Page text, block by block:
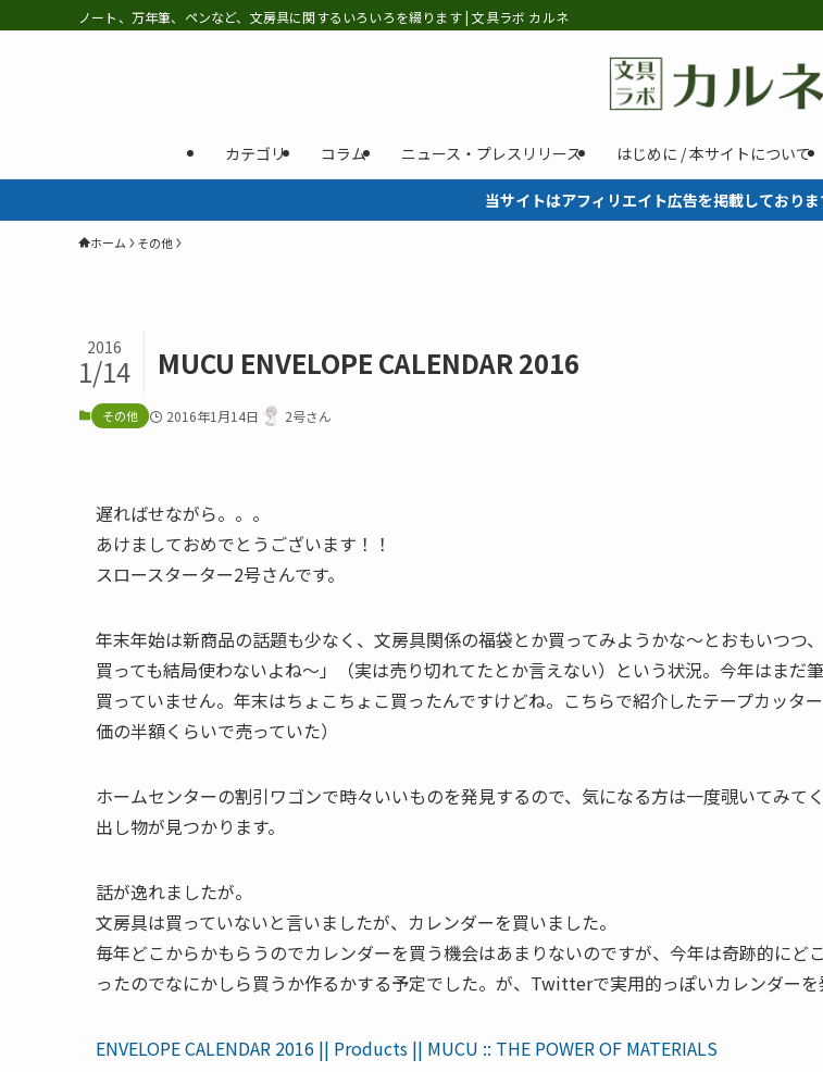
ノート、万年筆、ペンなど、文房具に関するいろいろを綴ります | 文具ラボ カルネ
カテゴリ コラム ニュース・プレスリリース はじめに / 本サイトについて
当サイトはアフィリエイト広告を掲載しており
ホーム その他
MUCU ENVELOPE CALENDAR 2016
2016
1/14
その他 2016年1月14日 2号さん
遅ればせながら。。。
あけましておめでとうございます！！
スロースターター2号さんです。
年末年始は新商品の話題も少なく、文房具関係の福袋とか買ってみようかな〜とおもいつつ
買っても結局使わないよね〜」（実は売り切れてたとか言えない）という状況。今年はまだ
買っていません。年末はちょこちょこ買ったんですけどね。こちらで紹介したテープカッタ
価の半額くらいで売っていた）
ホームセンターの割引ワゴンで時々いいものを発見するので、気になる方は一度覗いてみて
出し物が見つかります。
話が逸れましたが。
文房具は買っていないと言いましたが、カレンダーを買いました。
毎年どこからかもらうのでカレンダーを買う機会はあまりないのですが、今年は奇跡的にど
ったのでなにかしら買うか作るかする予定でした。が、Twitterで実用的っぽいカレンダーを
ENVELOPE CALENDAR 2016 || Products || MUCU :: THE POWER OF MATERIALS